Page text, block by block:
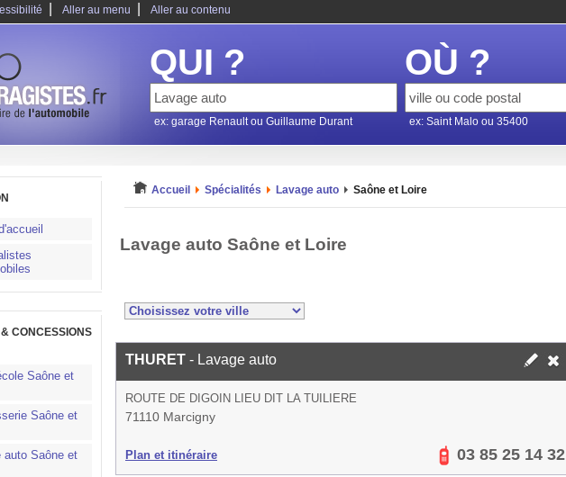
Aller au menu Aller au contenu
QUI ?
ex: garage Renault ou Guillaume Durant
OÙ ?
ex: Saint Malo ou 35400
CONCESSIONS
Saône et
Saône et
auto Saône et
Accueil Spécialités Lavage auto Saône et Loire
Lavage auto Saône et Loire
THURET - Lavage auto
ROUTE DE DIGOIN LIEU DIT LA TUILIERE
71110 Marcigny
Plan et itinéraire 03 85 25 14 32